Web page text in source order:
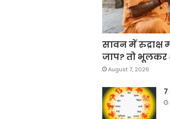
सावन में रुद्राक्ष
जाप? तो भूलकर
August 7, 2026